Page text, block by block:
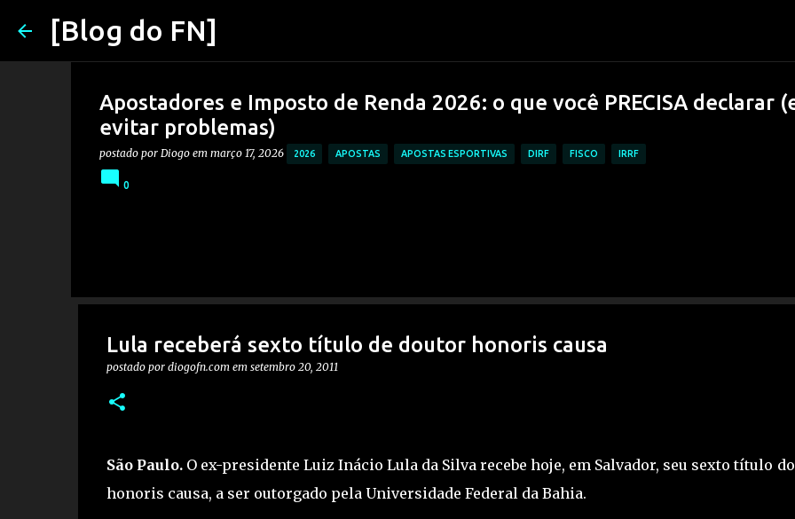
[Blog do FN]
Apostadores e Imposto de Renda 2026: o que você PRECISA declarar
evitar problemas)
postado por Diogo em março 17, 2026 2026 APOSTAS APOSTAS ESPORTIVAS DIRF FISCO IRRF
0
Lula receberá sexto título de doutor honoris causa
postado por diogofn.com em setembro 20, 2011
São Paulo.O ex-presidente Luiz Inácio Lula da Silva recebe hoje, em Salvador, seu sexto título
honoris causa, a ser outorgado pela Universidade Federal da Bahia.